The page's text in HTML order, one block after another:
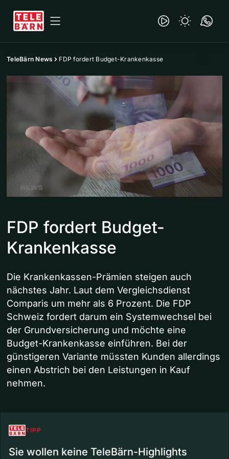
TeleBärn News FDP fordert Budget-Krankenkasse
FDP fordert Budget-
Krankenkasse
Die Krankenkassen-Prämien steigen auch
nächstes Jahr. Laut dem Vergleichsdienst
Comparis um mehr als 6 Prozent. Die FDP
Schweiz fordert darum ein Systemwechsel bei
der Grundversicherung und möchte eine
Budget-Krankenkasse einführen. Bei der
günstigeren Variante müssten Kunden allerdings
einen Abstrich bei den Leistungen in Kauf
nehmen.
TIPP
Sie wollen keine TeleBärn-Highlights